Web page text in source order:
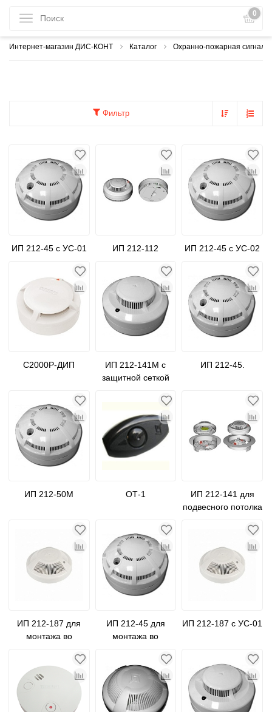
0
Интернет-магазин ДИС-КОНТ Каталог Охранно-пожарная
Фильтр
ИП 212-45 с УС-01 ИП 212-112 ИП 212-45 с УС-02
С2000Р-ДИП
ИП 212-141М с
защитной сеткой
ИП 212-45.
ИП 212-50М ОТ-1
ИП 212-141 для
подвесного потолка
ИП 212-187 для
монтажа во
ИП 212-45 для
монтажа во
ИП 212-187 с УС-01